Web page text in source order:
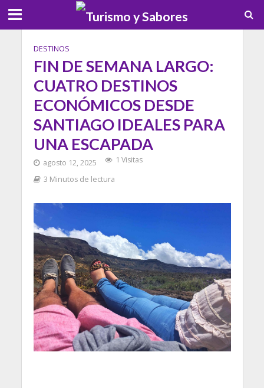
DESTINOS
FIN DE SEMANA LARGO:
CUATRO DESTINOS
ECONÓMICOS DESDE
SANTIAGO IDEALES PARA
UNA ESCAPADA
agosto 12, 2025
1 Visitas
3 Minutos de lectura